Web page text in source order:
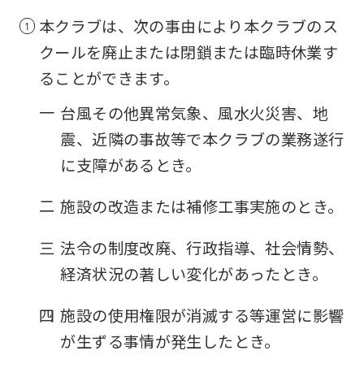
本クラブは、次の事由により本クラブのス
クールを廃止または閉鎖または臨時休業す
ることができます。
一 台風その他異常気象、風水火災害、地
震、近隣の事故等で本クラブの業務遂行
に支障があるとき。
二 施設の改造または補修工事実施のとき。
三 法令の制度改廃、行政指導、社会情勢、
経済状況の著しい変化があったとき。
四 施設の使用権限が消滅する等運営に影響
が生ずる事情が発生したとき。
the
original
content.
ask
that
you
fully
this
before
the
service.